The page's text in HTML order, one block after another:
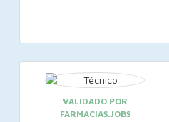
VALIDADO POR
FARMACIAS.JOBS